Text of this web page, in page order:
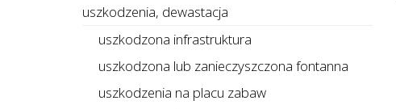
uszkodzenia, dewastacja
uszkodzona infrastruktura
uszkodzona lub zanieczyszczona fontanna
uszkodzenia na placu zabaw